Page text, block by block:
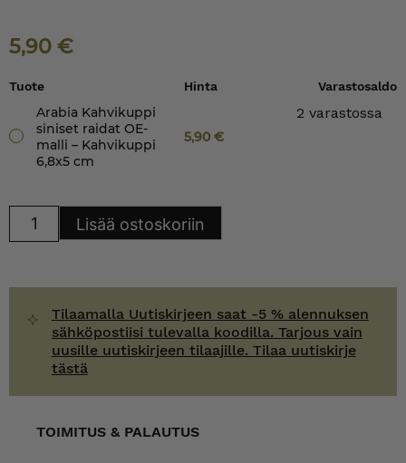
5,90 €
Tuote Hinta Varastosaldo
Arabia Kahvikuppi
siniset raidat OE-
malli – Kahvikuppi
6,8x5 cm
5,90€
2 varastossa
Kahvikuppi
Lisää ostoskoriin
Tilaamalla Uutiskirjeen saat -5 % alennuksen
sähköpostiisi tulevalla koodilla. Tarjous vain
uusille uutiskirjeen tilaajille. Tilaa uutiskirje
tästä
TOIMITUS & PALAUTUS